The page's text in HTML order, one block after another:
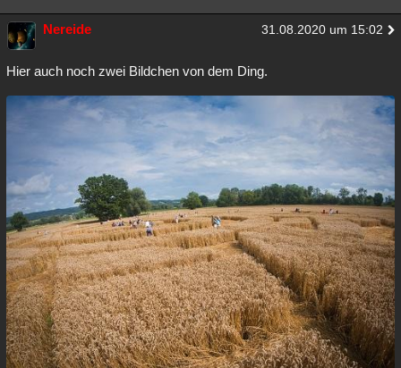
Nereide 31.08.2020 um 15:02
Hier auch noch zwei Bildchen von dem Ding.